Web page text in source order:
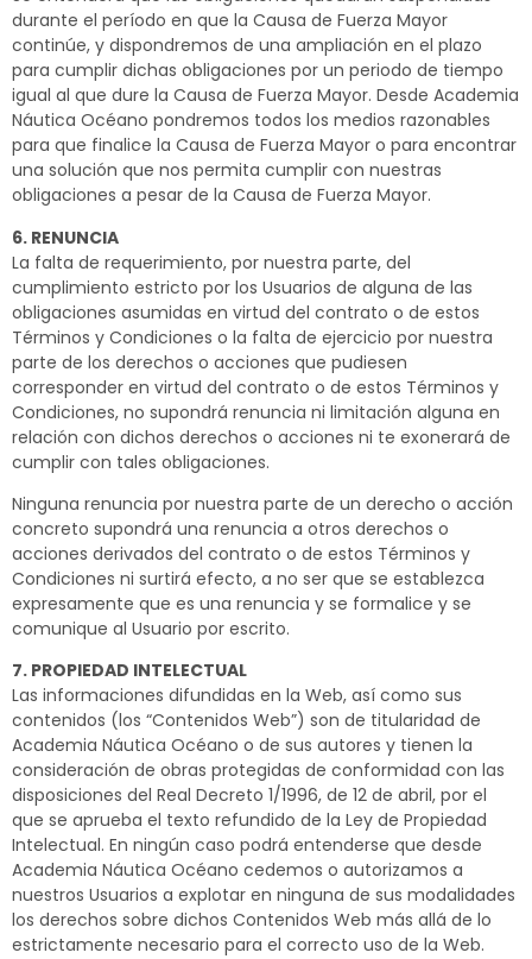
durante el período en que la Causa de Fuerza Mayor
continúe, y dispondremos de una ampliación en el plazo
para cumplir dichas obligaciones por un periodo de tiempo
igual al que dure la Causa de Fuerza Mayor. Desde Academia
Náutica Océano pondremos todos los medios razonables
para que finalice la Causa de Fuerza Mayor o para encontrar
una solución que nos permita cumplir con nuestras
obligaciones a pesar de la Causa de Fuerza Mayor.
6. RENUNCIA
La falta de requerimiento, por nuestra parte, del
cumplimiento estricto por los Usuarios de alguna de las
obligaciones asumidas en virtud del contrato o de estos
Términos y Condiciones o la falta de ejercicio por nuestra
parte de los derechos o acciones que pudiesen
corresponder en virtud del contrato o de estos Términos y
Condiciones, no supondrá renuncia ni limitación alguna en
relación con dichos derechos o acciones ni te exonerará de
cumplir con tales obligaciones.
Ninguna renuncia por nuestra parte de un derecho o acción
concreto supondrá una renuncia a otros derechos o
acciones derivados del contrato o de estos Términos y
Condiciones ni surtirá efecto, a no ser que se establezca
expresamente que es una renuncia y se formalice y se
comunique al Usuario por escrito.
7. PROPIEDAD INTELECTUAL
Las informaciones difundidas en la Web, así como sus
contenidos (los “Contenidos Web”) son de titularidad de
Academia Náutica Océano o de sus autores y tienen la
consideración de obras protegidas de conformidad con las
disposiciones del Real Decreto 1/1996, de 12 de abril, por el
que se aprueba el texto refundido de la Ley de Propiedad
Intelectual. En ningún caso podrá entenderse que desde
Academia Náutica Océano cedemos o autorizamos a
nuestros Usuarios a explotar en ninguna de sus modalidades
los derechos sobre dichos Contenidos Web más allá de lo
estrictamente necesario para el correcto uso de la Web.